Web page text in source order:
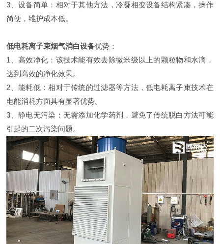
3、设备简单：相对于其他方法，冷凝相变设备结构紧凑，操作
简便，维护成本低。
低电耗离子束烟气消白设备优势：
1、高效净化：该技术能有效去除微米级以上的颗粒物和水滴，
达到高效的净化效果。
2、能耗低：相对于传统的过滤器等方法，低电耗离子束技术在
电能消耗方面具有显著优势。
3、静电无污染：无需添加化学药剂，避免了传统脱白方法可能
引起的二次污染问题。